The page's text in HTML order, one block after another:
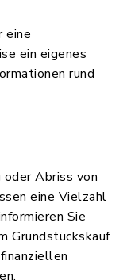
eine
ein eigenes
rund
oder Abriss von
eine Vielzahl
Sie
Grundstückskauf